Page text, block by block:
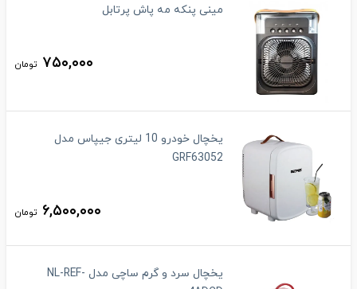
مینی پنکه مه پاش پرتابل
۷۵۰,۰۰۰ تومان
یخچال خودرو 10 لیتری جیپاس مدل
GRF63052
۶,۵۰۰,۰۰۰ تومان
یخچال سرد و گرم ساچی مدل NL-REF-